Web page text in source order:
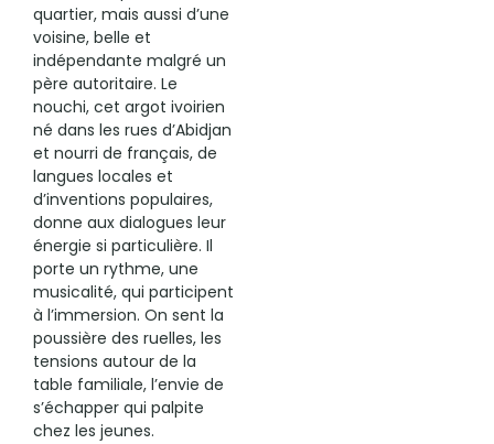
quartier, mais aussi d’une
voisine, belle et
indépendante malgré un
père autoritaire. Le
nouchi, cet argot ivoirien
né dans les rues d’Abidjan
et nourri de français, de
langues locales et
d’inventions populaires,
donne aux dialogues leur
énergie si particulière. Il
porte un rythme, une
musicalité, qui participent
à l’immersion. On sent la
poussière des ruelles, les
tensions autour de la
table familiale, l’envie de
s’échapper qui palpite
chez les jeunes.